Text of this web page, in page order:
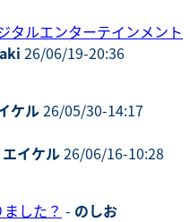
タルエンターテインメント
26/06/19-20:36
ケル26/05/30-14:17
エイケル26/06/16-10:28
した？ - のしお